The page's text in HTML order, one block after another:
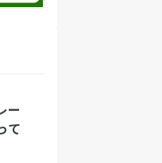
ー
て